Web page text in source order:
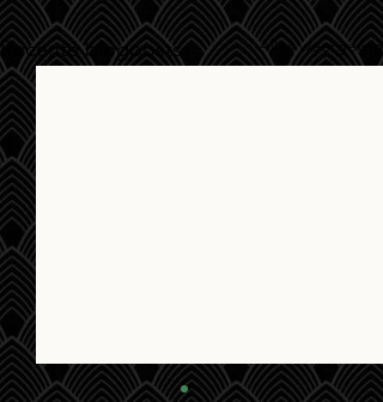
Recente blogposts Alles weergeven